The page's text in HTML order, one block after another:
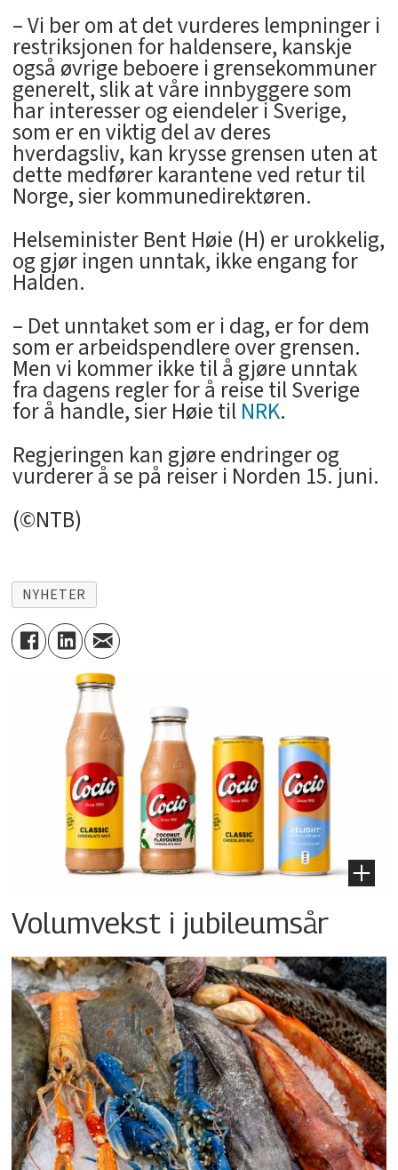
– Vi ber om at det vurderes lempninger i
restriksjonen for haldensere, kanskje
også øvrige beboere i grensekommuner
generelt, slik at våre innbyggere som
har interesser og eiendeler i Sverige,
som er en viktig del av deres
hverdagsliv, kan krysse grensen uten at
dette medfører karantene ved retur til
Norge, sier kommunedirektøren.
Helseminister Bent Høie (H) er urokkelig,
og gjør ingen unntak, ikke engang for
Halden.
– Det unntaket som er i dag, er for dem
som er arbeidspendlere over grensen.
Men vi kommer ikke til å gjøre unntak
fra dagens regler for å reise til Sverige
for å handle, sier Høie tilNRK.
Regjeringen kan gjøre endringer og
vurderer å se på reiser i Norden 15. juni.
(©NTB)
NYHETER
Volumvekst i jubileumsår